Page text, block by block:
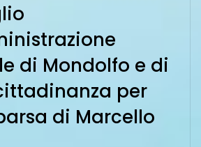
di Mondolfo e di
per
di Marcello